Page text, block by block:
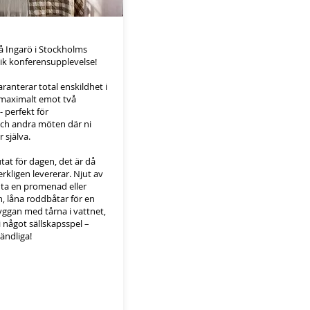
Ingarö i Stockholms
konferensupplevelse!
total enskildhet i
emot två
perfekt för
andra möten där ni
själva.
för dagen, det är då
levererar. Njut av
en promenad eller
låna roddbåtar för en
med tårna i vattnet,
sällskapsspel –